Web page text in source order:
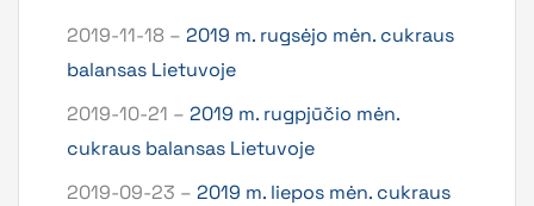
2019-11-18 – 2019 m. rugsėjo mėn. cukraus
balansas Lietuvoje
2019-10-21 – 2019 m. rugpjūčio mėn.
cukraus balansas Lietuvoje
2019-09-23 – 2019 m. liepos mėn. cukraus